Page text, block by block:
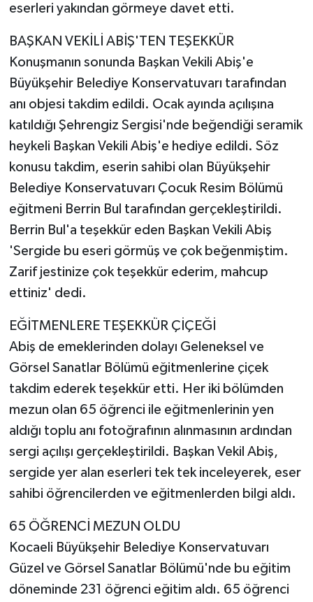
eserleri yakından görmeye davet etti.
BAŞKAN VEKİLİ ABİŞ'TEN TEŞEKKÜR
Konuşmanın sonunda Başkan Vekili Abiş'e
Büyükşehir Belediye Konservatuvarı tarafından
anı objesi takdim edildi. Ocak ayında açılışına
katıldığı Şehrengiz Sergisi'nde beğendiği seramik
heykeli Başkan Vekili Abiş'e hediye edildi. Söz
konusu takdim, eserin sahibi olan Büyükşehir
Belediye Konservatuvarı Çocuk Resim Bölümü
eğitmeni Berrin Bul tarafından gerçekleştirildi.
Berrin Bul'a teşekkür eden Başkan Vekili Abiş
'Sergide bu eseri görmüş ve çok beğenmiştim.
Zarif jestinize çok teşekkür ederim, mahcup
ettiniz' dedi.
EĞİTMENLERE TEŞEKKÜR ÇİÇEĞİ
Abiş de emeklerinden dolayı Geleneksel ve
Görsel Sanatlar Bölümü eğitmenlerine çiçek
takdim ederek teşekkür etti. Her iki bölümden
mezun olan 65 öğrenci ile eğitmenlerinin yen
aldığı toplu anı fotoğrafının alınmasının ardından
sergi açılışı gerçekleştirildi. Başkan Vekil Abiş,
sergide yer alan eserleri tek tek inceleyerek, eser
sahibi öğrencilerden ve eğitmenlerden bilgi aldı.
65 ÖĞRENCİ MEZUN OLDU
Kocaeli Büyükşehir Belediye Konservatuvarı
Güzel ve Görsel Sanatlar Bölümü'nde bu eğitim
döneminde 231 öğrenci eğitim aldı. 65 öğrenci